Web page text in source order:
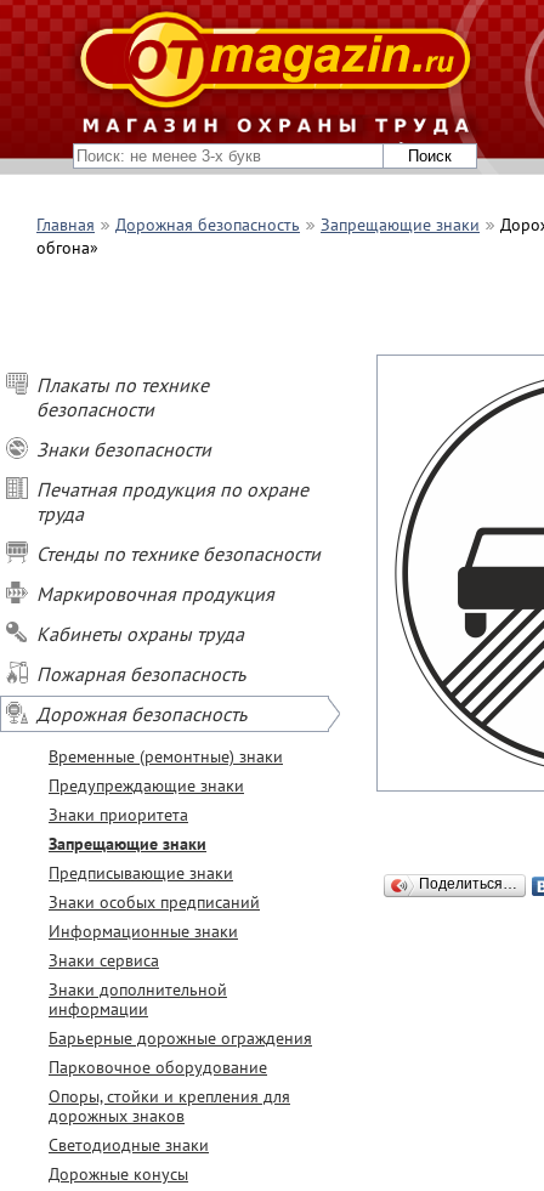
Главная Дорожная безопасность Запрещающие знаки
обгона»
Плакаты по технике
безопасности
Знаки безопасности
Печатная продукция по охране
труда
Стенды по технике безопасности
Маркировочная продукция
Кабинеты охраны труда
Пожарная безопасность
Дорожная безопасность
Временные (ремонтные) знаки
Предупреждающие знаки
Знаки приоритета
Запрещающие знаки
Предписывающие знаки
Знаки особых предписаний
Информационные знаки
Знаки сервиса
Знаки дополнительной
информации
Барьерные дорожные ограждения
Парковочное оборудование
Опоры, стойки и крепления для
дорожных знаков
Светодиодные знаки
Дорожные конусы
Поделиться…